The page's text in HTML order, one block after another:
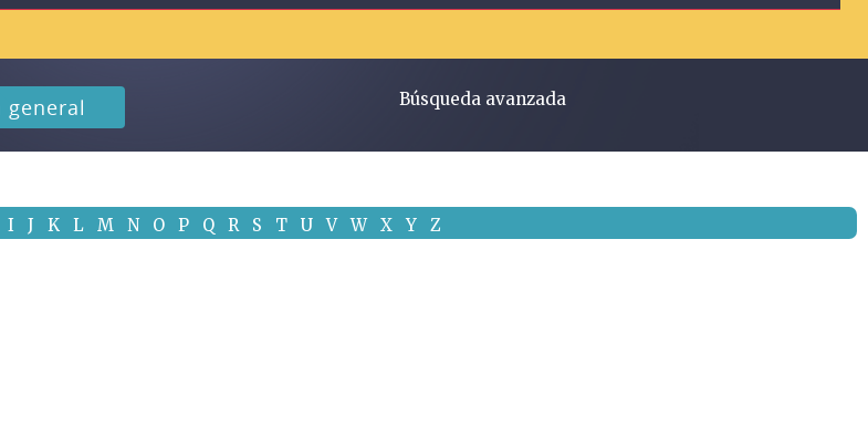
general Búsqueda avanzada
I J K L M N O P Q R S T U V W X Y Z